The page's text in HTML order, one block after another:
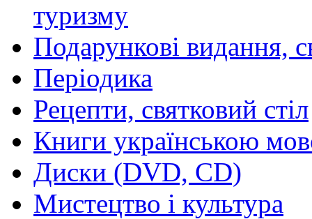
туризму
Подарункові видання,
Періодика
Рецепти, святковий стіл
Книги українською
Диски (DVD, CD)
Мистецтво і культура